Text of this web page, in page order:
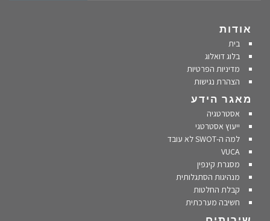
אודות
בית
בלוג דואלוג
מדיניות הפרטיות
הצהרת נגישות
מאגר הידע
אסטרטגיה
ייעוץ אסטרטגי
למה ה-SWOT לא עובד
VUCA
מסגרת קינפין
מנהיגות הסתגלותית
קבלת החלטות
חשיבה מערכתית